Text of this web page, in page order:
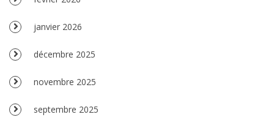
janvier 2026
décembre 2025
novembre 2025
septembre 2025